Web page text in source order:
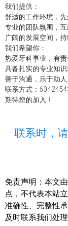
我们提供：
舒适的工作环境，先
专业的团队氛围，互
广阔的发展空间，
我们希望你：
热爱牙科事业，有责
具备扎实的专业知识
善于沟通，乐于助人
联系方式：
期待您的加入！
联系时，
免责声明： 本文
点，不代表本站
准确性、完整性
及时联系我们处理